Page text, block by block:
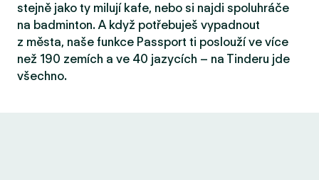
stejně jako ty milují kafe, nebo si najdi spoluhráče
na badminton. A když potřebuješ vypadnout
z města, naše funkce Passport ti poslouží ve více
než 190 zemích a ve 40 jazycích – na Tinderu jde
všechno.